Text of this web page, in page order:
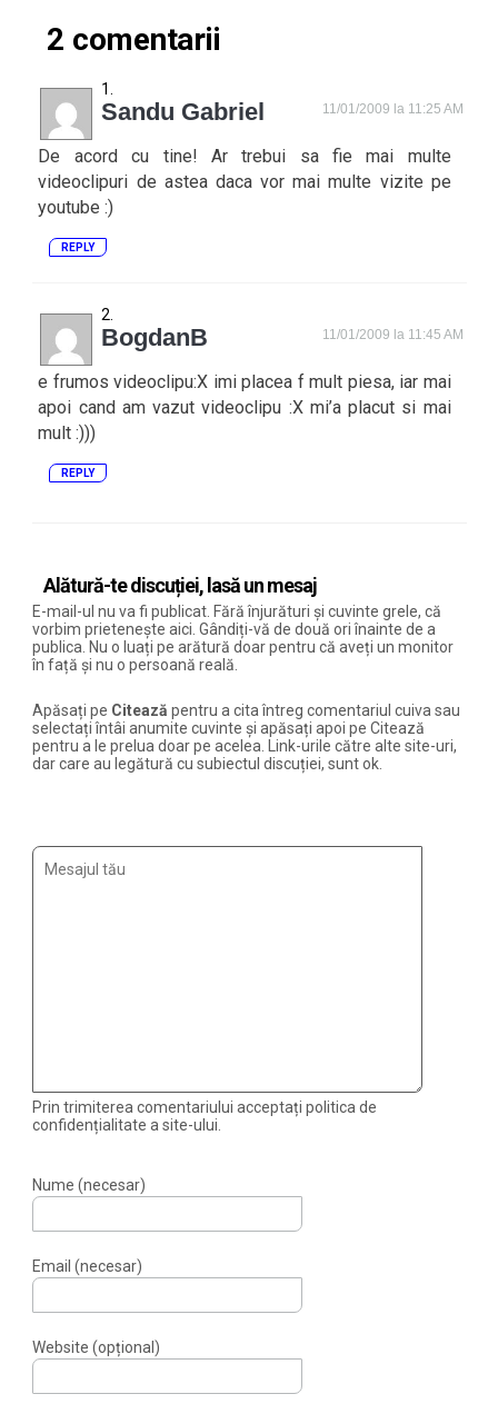
2 comentarii
Sandu Gabriel 11/01/2009 la 11:25 AM
De acord cu tine! Ar trebui sa fie mai multe
videoclipuri de astea daca vor mai multe vizite pe
youtube :)
REPLY
BogdanB 11/01/2009 la 11:45 AM
e frumos videoclipu:X imi placea f mult piesa, iar mai
apoi cand am vazut videoclipu :X mi’a placut si mai
mult :)))
REPLY
Alătură-te discuției, lasă un mesaj
E-mail-ul nu va fi publicat. Fără înjurături și cuvinte grele, că
vorbim prietenește aici. Gândiți-vă de două ori înainte de a
publica. Nu o luați pe arătură doar pentru că aveți un monitor
în față și nu o persoană reală.
Apăsați pe Citează pentru a cita întreg comentariul cuiva sau
selectați întâi anumite cuvinte și apăsați apoi pe Citează
pentru a le prelua doar pe acelea. Link-urile către alte site-uri,
dar care au legătură cu subiectul discuției, sunt ok.
Prin trimiterea comentariului acceptați politica de
confidențialitate a site-ului.
Nume (necesar)
Email (necesar)
Website (opțional)